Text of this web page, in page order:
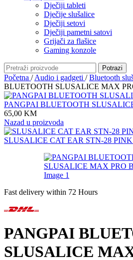
Dječiji tableti
Dječije slušalice
Dječiji setovi
Dječiji pametni satovi
Grijači za flašice
Gaming konzole
Potrazi
Početna / Audio i gadgeti / Bluetooth
BLUETOOTH SLUSALICE MAX
PANGPAI BLUETOOTH
65,00 KM
Nazad u proizvoda
SLUSALICE CAT EAR STN-28 PINK
Fast delivery within 72 Hours
PANGPAI
SLUSALICE